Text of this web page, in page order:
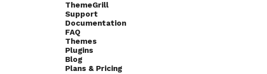
ThemeGrill
Support
Documentation
FAQ
Themes
Plugins
Blog
Plans & Pricing